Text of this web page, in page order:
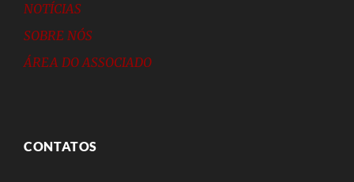
NOTÍCIAS
SOBRE NÓS
ÁREA DO ASSOCIADO
CONTATOS